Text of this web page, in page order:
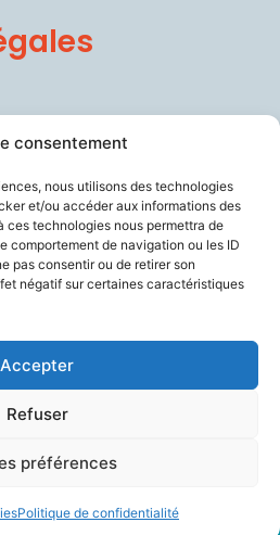
consentement
nous utilisons des technologies
et/ou accéder aux informations des
ces technologies nous permettra de
comportement de navigation ou les ID
pas consentir ou de retirer son
négatif sur certaines caractéristiques
Accepter
Refuser
préférences
Politique de confidentialité
de travail des professionnels du
à prévenir la perte d’autonomie.